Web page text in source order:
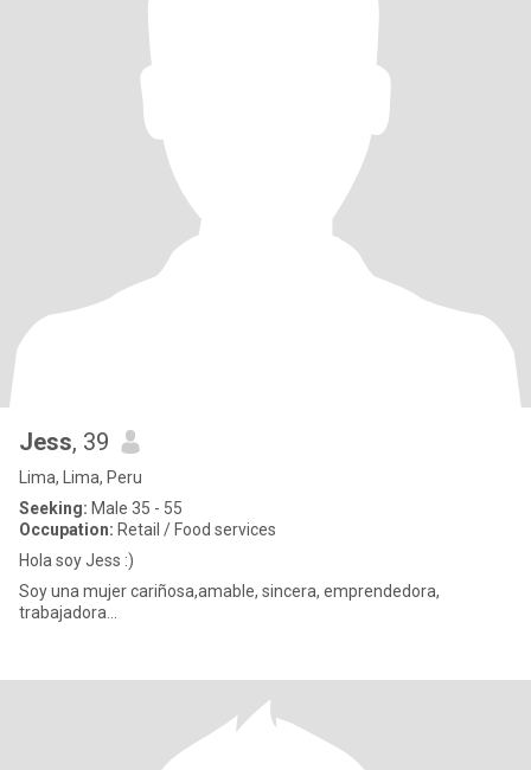
Jess, 39
Lima, Lima, Peru
Seeking: Male 35 - 55
Occupation: Retail / Food services
Hola soy Jess :)
Soy una mujer cariñosa,amable, sincera, emprendedora,
trabajadora...